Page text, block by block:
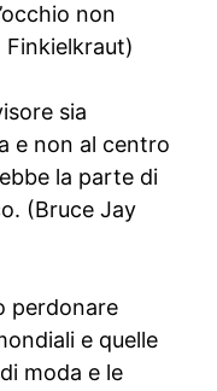
non
sia
e non al centro
la parte di
(Bruce Jay
perdonare
e quelle
moda e le